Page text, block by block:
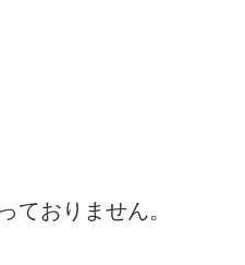
ておりません。